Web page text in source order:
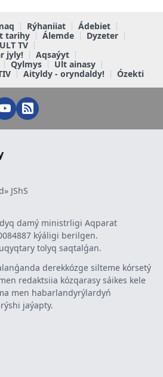
Rýhaniiat
Ádebiet
tarihy Álemde
Dyzeter
ULT TV
jyly!
Aqsaýyt
Qylmys
Ult ainasy
Aityldy - oryndaldy! Ózekti
JShS
damý ministrligi Aqparat
kýáligi berilgen.
tolyq saqtalǵan.
derekkózge silteme kórsetý
redaktsiia kózqarasy sáikes kele
men habarlandyrýlardyń
jaýapty.